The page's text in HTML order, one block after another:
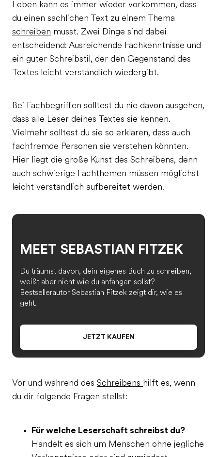
Leben kann es immer wieder vorkommen, dass
du einen sachlichen Text zu einem Thema
schreiben musst. Zwei Dinge sind dabei
entscheidend: Ausreichende Fachkenntnisse und
ein guter Schreibstil, der den Gegenstand des
Textes leicht verständlich wiedergibt.
Bei Fachbegriffen solltest du nie davon ausgehen,
dass alle Leser deines Textes sie kennen.
Vielmehr solltest du sie so erklären, dass auch
fachfremde Personen sie verstehen könnten.
Hier liegt die große Kunst des Schreibens, denn
auch schwierige Fachthemen müssen möglichst
leicht verständlich aufbereitet werden.
MEET SEBASTIAN FITZEK
Du träumst davon, dein eigenes Buch zu schreiben,
weißt aber nicht wie du anfangen sollst?
Bestsellerautor Sebastian Fitzek zeigt dir, wie es
geht.
JETZT KAUFEN
Vor und während des Schreibens hilft es, wenn
du dir folgende Fragen stellst:
Für welche Leserschaft schreibst du?
Handelt es sich um Menschen ohne jegliche